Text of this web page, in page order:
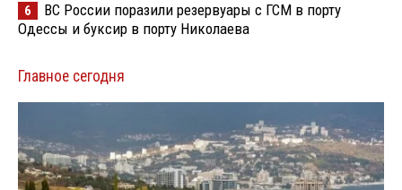
6
ВС России поразили резервуары с ГСМ в порту
Одессы и буксир в порту Николаева
Главное сегодня